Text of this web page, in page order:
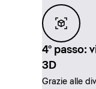
4° passo:
3D
Grazie alle